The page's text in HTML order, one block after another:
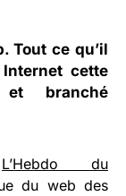
. Tout ce qu’il
cette
branché
L’Hebdo du
du web des